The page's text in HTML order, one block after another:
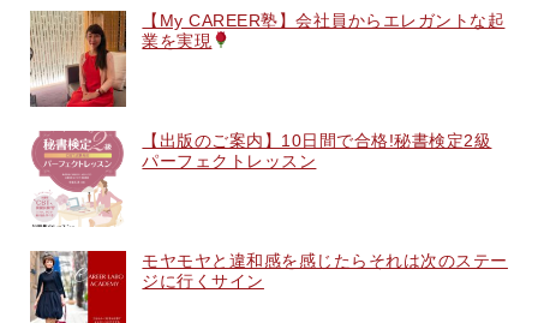
【My CAREER塾】会社員からエレガントな起
業を実現
【出版のご案内】10日間で合格!秘書検定2級
パーフェクトレッスン
モヤモヤと違和感を感じたらそれは次のステー
ジに行くサイン